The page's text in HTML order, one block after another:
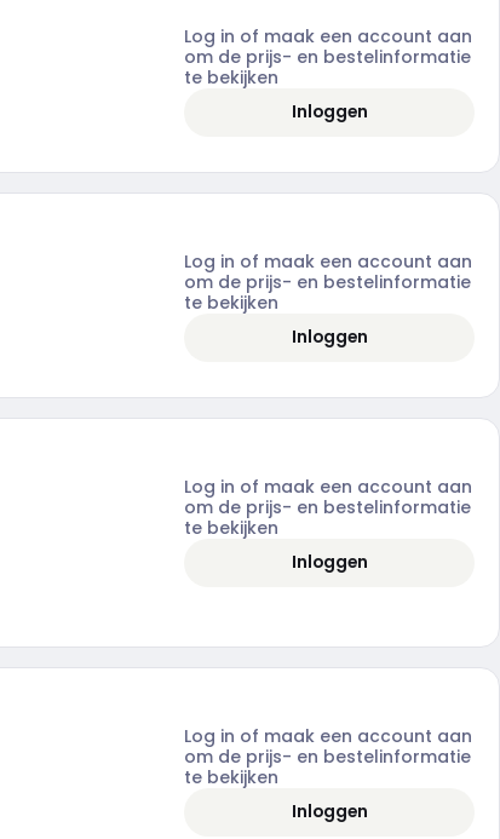
Log in of maak een account aan
om de prijs- en bestelinformatie
te bekijken
Inloggen
Log in of maak een account aan
om de prijs- en bestelinformatie
te bekijken
Inloggen
Log in of maak een account aan
om de prijs- en bestelinformatie
te bekijken
Inloggen
Log in of maak een account aan
om de prijs- en bestelinformatie
te bekijken
Inloggen